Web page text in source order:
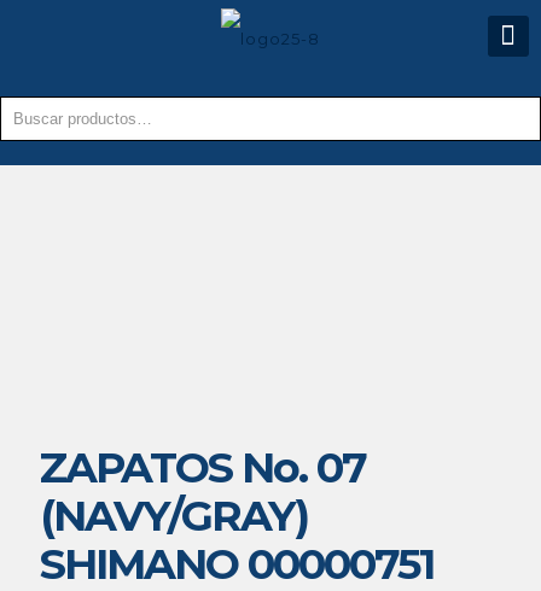
ZAPATOS No. 07
(NAVY/GRAY)
SHIMANO 00000751